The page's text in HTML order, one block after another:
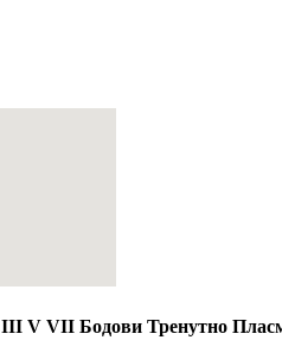
III V VII Бодови Тренутно